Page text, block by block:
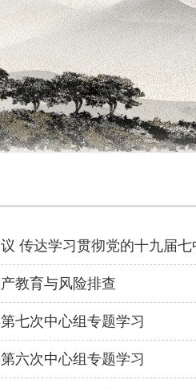
传达学习贯彻党的十九届
教育与风险排查
七次中心组专题学习
六次中心组专题学习